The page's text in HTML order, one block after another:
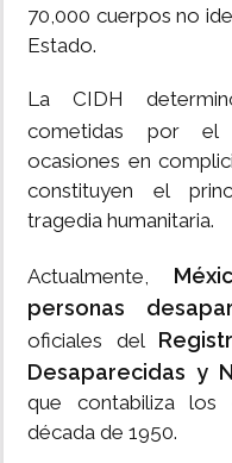
70,000 cuerpos no
Estado.
​La CIDH
cometidas por el
ocasiones en
constituyen el
tragedia humanitaria.
​Actualmente,
personas
oficiales del
Desaparecidas y
que contabiliza los
década de 1950.